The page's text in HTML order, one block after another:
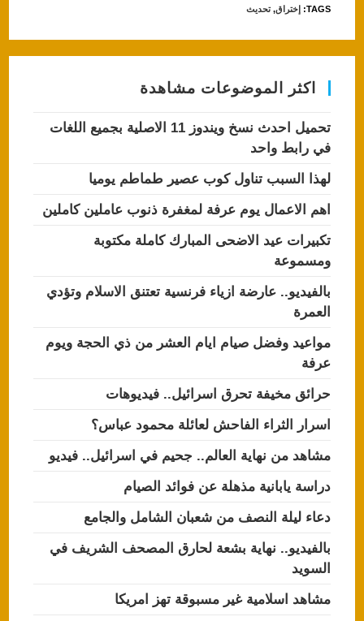
TAGS
: إختراق, تحديث
اكثر الموضوعات مشاهدة
تحميل احدث نسخ ويندوز 11 الاصلية بجميع اللغات
في رابط واحد
لهذا السبب تناول كوب عصير طماطم يوميا
اهم الاعمال يوم عرفة لمغفرة ذنوب عاملين كاملين
تكبيرات عيد الاضحى المبارك كاملة مكتوبة
ومسموعة
بالفيديو.. عارضة ازياء فرنسية تعتنق الاسلام وتؤدي
العمرة
مواعيد وفضل صيام ايام العشر من ذي الحجة ويوم
عرفة
حرائق مخيفة تحرق اسرائيل.. فيديوهات
اسرار الثراء الفاحش لعائلة محمود عباس؟
مشاهد من نهاية العالم.. جحيم في اسرائيل.. فيديو
دراسة يابانية مذهلة عن فوائد الصيام
دعاء ليلة النصف من شعبان الشامل والجامع
بالفيديو.. نهاية بشعة لحارق المصحف الشريف في
السويد
مشاهد اسلامية غير مسبوقة تهز امريكا